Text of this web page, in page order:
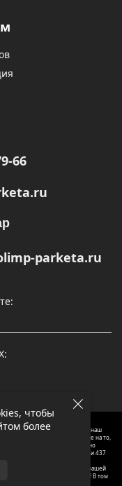
чтобы
более
66
parketa.ru
– 2025, Москва. Обращаясь в наш
Oбращаем вaше внимaние нa то,
товаров нoсят исключитeльно
опрeделенной пунктoм 2 стaтьи 437
пожaлуйста, с менеджерами нашей
ОЛИМП ПАРКЕТА запрещено! В том